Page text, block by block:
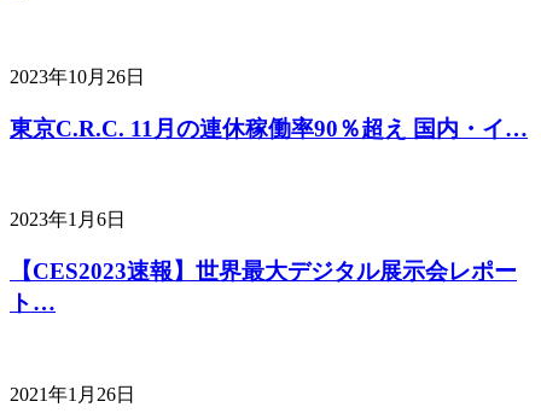
2023年10月26日
東京C.R.C. 11月の連休稼働率90％超え 国内・イ…
2023年1月6日
【CES2023速報】世界最大デジタル展示会レポー
ト…
2021年1月26日